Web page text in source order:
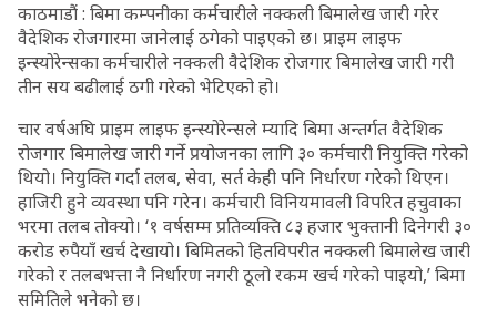
काठमाडौं : बिमा कम्पनीका कर्मचारीले नक्कली बिमालेख जारी गरेर
वैदेशिक रोजगारमा जानेलाई ठगेको पाइएको छ। प्राइम लाइफ
इन्स्योरेन्सका कर्मचारीले नक्कली वैदेशिक रोजगार बिमालेख जारी गरी
तीन सय बढीलाई ठगी गरेको भेटिएको हो।
चार वर्षअघि प्राइम लाइफ इन्स्योरेन्सले म्यादि बिमा अन्तर्गत वैदेशिक
रोजगार बिमालेख जारी गर्ने प्रयोजनका लागि ३० कर्मचारी नियुक्ति गरेको
थियो। नियुक्ति गर्दा तलब, सेवा, सर्त केही पनि निर्धारण गरेको थिएन।
हाजिरी हुने व्यवस्था पनि गरेन। कर्मचारी विनियमावली विपरित हचुवाका
भरमा तलब तोक्यो। ‘१ वर्षसम्म प्रतिव्यक्ति ८३ हजार भुक्तानी दिनेगरी ३०
करोड रुपैयाँ खर्च देखायो। बिमितको हितविपरीत नक्कली बिमालेख जारी
गरेको र तलबभत्ता नै निर्धारण नगरी ठूलो रकम खर्च गरेको पाइयो,’ बिमा
समितिले भनेको छ।